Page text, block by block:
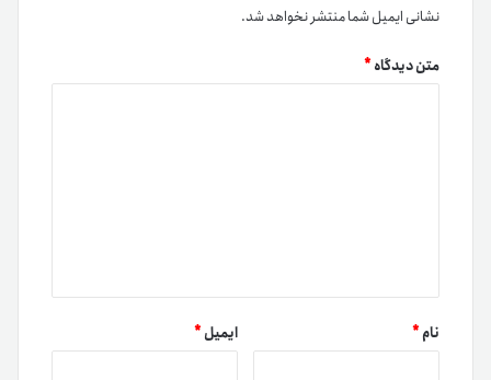
نشانی ایمیل شما منتشر نخواهد شد.
متن دیدگاه*
نام* ایمیل*